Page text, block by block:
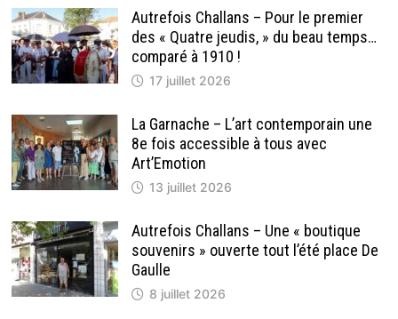
Autrefois Challans – Pour le premier
des « Quatre jeudis, » du beau temps…
comparé à 1910 !
17 juillet 2026
La Garnache – L’art contemporain une
8e fois accessible à tous avec
Art’Emotion
13 juillet 2026
Autrefois Challans – Une « boutique
souvenirs » ouverte tout l’été place De
Gaulle
8 juillet 2026